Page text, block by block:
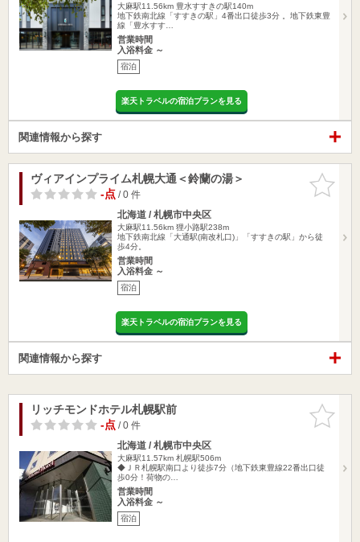
大麻駅11.56km 豊水すすきの駅140m
地下鉄南北線「すすきの駅」4番出口徒歩3分 。地下鉄東豊
線「豊水すす…
営業時間
入浴料金 ～
宿泊
楽天トラベルの宿泊プランを見る
関連情報から探す
お気に入
りに追加
ヴィアインプライム札幌大通＜鈴蘭の湯＞
-点/ 0 件
北海道 / 札幌市中央区
大麻駅11.56km 狸小路駅238m
地下鉄南北線「大通駅(南改札口)」「すすきの駅」から徒
歩4分。
営業時間
入浴料金 ～
宿泊
楽天トラベルの宿泊プランを見る
関連情報から探す
お気に入
りに追加
リッチモンドホテル札幌駅前
-点/ 0 件
北海道 / 札幌市中央区
大麻駅11.57km 札幌駅506m
◆ＪＲ札幌駅南口より徒歩7分（地下鉄東豊線22番出口徒
歩0分！荷物の…
営業時間
入浴料金 ～
宿泊